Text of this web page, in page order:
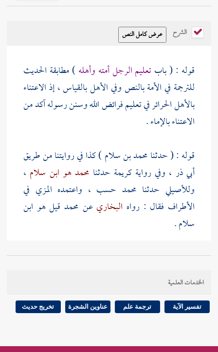
الشرح
قوله : ( بابتعليم الرجل أمته وأهله) مطابقة الحديث
للترجمة في الأمة بالنص وفي الأهل بالقياس ، إذ الاعتناء
بالأهل الحرائر في تعليم فرائض الله وسنن رسوله آكد من
الاعتناء بالإماء .
قوله : ( حدثنامحمد بن سلام) كذا في روايتنا من طريق
أبي ذر ، وفي رواية كريمة حدثنا محمد هو ابن سلام ،
وللأصيلي حدثنا محمد حسب ، واعتمده المزي في
الأطراف فقال : رواه البخاريعن محمد قيل هو ابن
سلام.
قوله : ( أخبرنا ) في روايةكريمةحدثناالمحاربي وهو عبد
الرحمن بن محمد بن زياد
هذا الحديث وحديث آخر في العيدين ، وذكر
الجيانيأن بعض أهل بلدهم صحف "المحاربي" فقال
الخدمات العلمية
تفسير الآية ترجمة علم عناوين الشجرة تخريج حديث